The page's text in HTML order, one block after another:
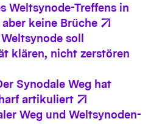
Weltsynode-Treffens in
keine Brüche
soll
klären, nicht zerstören
Synodale Weg hat
artikuliert
Weg und Weltsynoden-